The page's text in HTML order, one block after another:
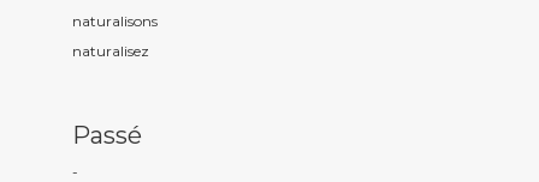
naturalisons
naturalisez
Passé
-